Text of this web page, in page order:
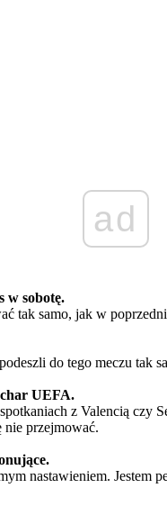
ad
w sobotę.
samo, jak w
do tego meczu
UEFA.
z Valencią czy
nie przejmować.
nastawieniem. Jestem